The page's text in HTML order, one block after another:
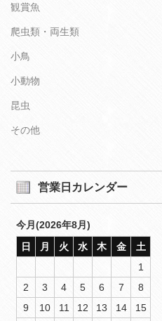
観賞魚
爬虫類・両生類
小鳥
小動物
昆虫
その他
営業日カレンダー
今月(2026年8月)
日
月 火 水 木 金
土
1
2
3 4 5 6 7
8
9
10 11 12 13 14
15